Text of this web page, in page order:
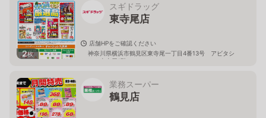
2枚
スギドラッグ
東寺尾店
店舗HPをご確認ください
神奈川県横浜市鶴見区東寺尾一丁目4番13号 アビタシ
オン東寺尾1階
業務スーパー
鶴見店